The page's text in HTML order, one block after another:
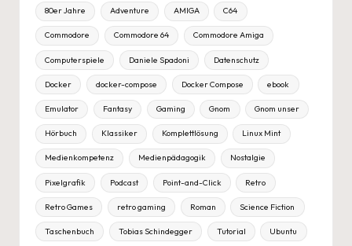
80er Jahre Adventure AMIGA C64
Commodore Commodore 64 Commodore Amiga
Computerspiele Daniele Spadoni Datenschutz
Docker docker-compose Docker Compose ebook
Emulator Fantasy Gaming Gnom Gnom unser
Hörbuch Klassiker Komplettlösung Linux Mint
Medienkompetenz Medienpädagogik Nostalgie
Pixelgrafik Podcast Point-and-Click Retro
Retro Games retro gaming Roman Science Fiction
Taschenbuch Tobias Schindegger Tutorial Ubuntu